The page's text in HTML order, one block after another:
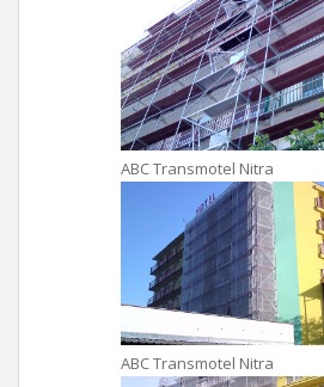
ABC Transmotel Nitra
ABC Transmotel Nitra